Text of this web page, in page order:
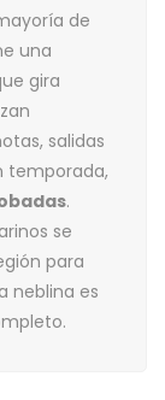
de
una
gira
salidas
temporada,
.
se
para
neblina es